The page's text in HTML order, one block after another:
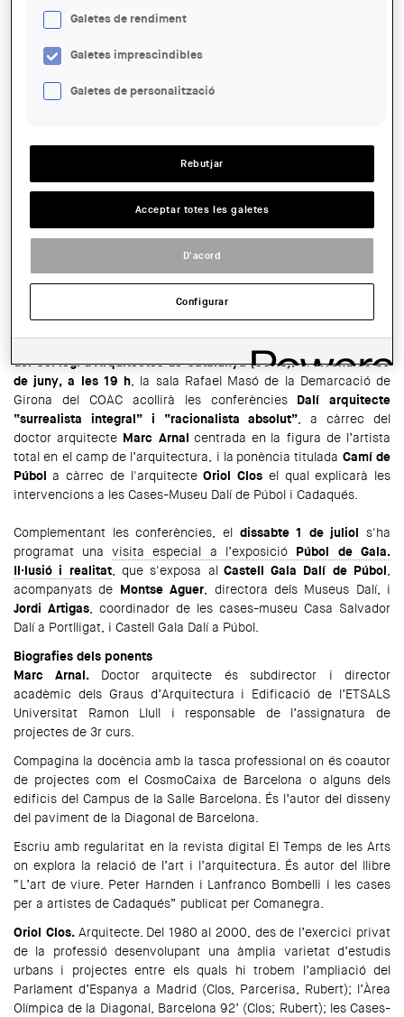
ENTITAT ORGANITZADORA:
SALA:
Sala Rafael Masó de la Demarcació de Girona del COAC. Pl. Catedral,
jornades Dalí Arquitecte
reflexió sobre Dalí i l’Arquitectura, organitzades conjuntament
per laFundació Gala-Salvador Dalíi laDemarcació de Girona
del Col·legi d’Arquitectes de Catalunya (COAC), eldivendres 30
de juny, a les 19 h , la sala Rafael Masó de la Demarcació de
Girona del COAC acollirà les conferències Dalí arquitecte
“surrealista integral” i “racionalista absolut” , a càrrec del
doctor arquitecte Marc Arnal centrada en la figura de l’artista
total en el camp de l’arquitectura, i la ponència titulada Camí de
Púbol a càrrec de l'arquitecte Oriol Clos el qual explicarà les
intervencions a les Cases-Museu Dalí de Púbol i Cadaqués.
Complementant les conferències, el dissabte 1 de juliol s'ha
programat una visita especial a l’exposició Púbol de Gala.
Il·lusió i realitat, que s'exposa al Castell Gala Dalí de Púbol
acompanyats de Montse Aguer , directora dels Museus Dalí, i
Jordi Artigas , coordinador de les cases-museu Casa Salvador
Dalí a Portlligat, i Castell Gala Dalí a Púbol.
Biografies dels ponents
Marc Arnal. Doctor arquitecte és subdirector i director
acadèmic dels Graus d’Arquitectura i Edificació de l’ETSALS
Universitat Ramon Llull i responsable de l’assignatura de
projectes de 3r curs.
Compagina la docència amb la tasca professional on és coautor
de projectes com el CosmoCaixa de Barcelona o alguns dels
edificis del Campus de la Salle Barcelona. És l’autor del disseny
del paviment de la Diagonal de Barcelona.
Escriu amb regularitat en la revista digital El Temps de les Arts
on explora la relació de l’art i l’arquitectura. És autor del llibre
“L’art de viure. Peter Harnden i Lanfranco Bombelli i les cases
per a artistes de Cadaqués” publicat per Comanegra.
Oriol Clos. Arquitecte. Del 1980 al 2000, des de l’exercici privat
de la professió desenvolupant una àmplia varietat d’estudis
urbans i projectes entre els quals hi trobem l’ampliació del
Parlament d’Espanya a Madrid (Clos, Parcerisa, Rubert); l’Àrea
Olímpica de la Diagonal, Barcelona 92’ (Clos; Rubert); les Cases-
Galetes de rendiment
Galetes imprescindibles
Galetes de personalització
Rebutjar
Acceptar totes les galetes
D'acord
Configurar